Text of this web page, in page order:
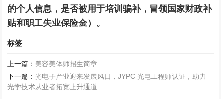
的个人信息，是否被用于培训骗补，冒领国家财政补
贴和职工失业保险金）。
标签
上一篇： 美容美体师招生简章
下一篇：光电子产业迎来发展风口，JYPC 光电工程师认证，助力
光学技术从业者拓宽上升通道